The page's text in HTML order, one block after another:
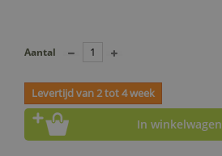
Aantal
Levertijd van 2 tot 4 week
In winkelwagen